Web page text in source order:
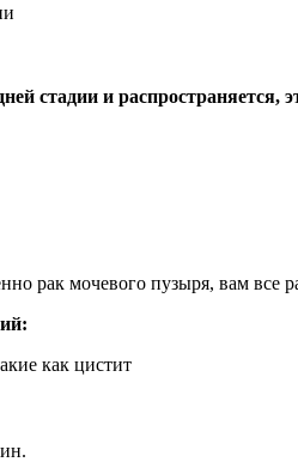
стадии и
рак мочевого пузыря, вам
как цистит